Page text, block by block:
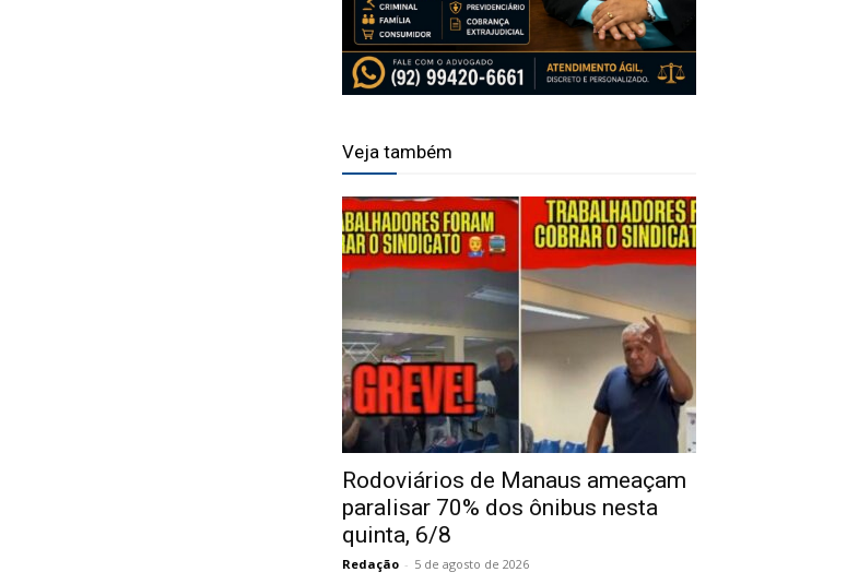
Veja também
Rodoviários de Manaus ameaçam
paralisar 70% dos ônibus nesta
quinta, 6/8
Redação - 5 de agosto de 2026